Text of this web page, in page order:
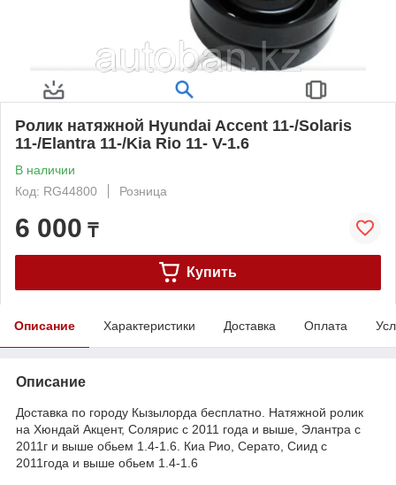
Ролик натяжной Hyundai Accent 11-/Solaris
11-/Elantra 11-/Kia Rio 11- V-1.6
В наличии
Код: RG44800
Розница
6 000 ₸
Купить
Описание Характеристики Доставка Оплата
Описание
Доставка по городу Кызылорда бесплатно. Натяжной ролик
на Хюндай Акцент, Солярис с 2011 года и выше, Элантра с
2011г и выше обьем 1.4-1.6. Киа Рио, Серато, Сиид с
2011года и выше обьем 1.4-1.6